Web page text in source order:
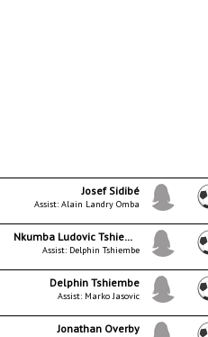
Josef Sidibé
Assist: Alain Landry Omba
Nkumba Ludovic Tshiembe
Assist: Delphin Tshiembe
Delphin Tshiembe
Assist: Marko Jasovic
Jonathan Overby